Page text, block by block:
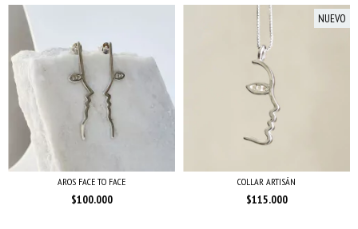
AROS FACE TO FACE
$100.000
NUEVO
COLLAR ARTISÁN
$115.000